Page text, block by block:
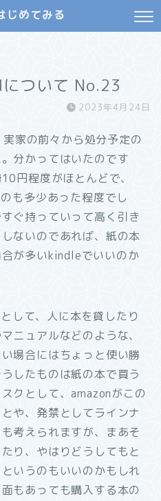
じめてみる
ついて No.23
2023年4月24日
家の前々から処分予定の
分かってはいたのです
円程度がほとんどで、
も多少あった程度でし
ぐ持っていって高く引き
ないのであれば、紙の本
が多いkindleでいいのか
して、人に本を貸したり
ニュアルなどのような、
場合にはちょっと使い勝
したものは紙の本で買う
クとして、amazonがこの
や、発禁としてラインナ
考えられますが、まあそ
り、やはりどうしてもと
いうのもいいのかもしれ
もあっても購入する本の